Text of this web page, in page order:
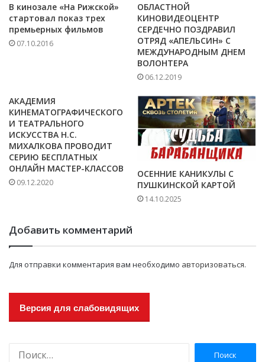
В кинозале «На Рижской»
стартовал показ трех
премьерных фильмов
07.10.2016
ОБЛАСТНОЙ
КИНОВИДЕОЦЕНТР
СЕРДЕЧНО ПОЗДРАВИЛ
ОТРЯД «АПЕЛЬСИН» С
МЕЖДУНАРОДНЫМ ДНЕМ
ВОЛОНТЕРА
06.12.2019
АКАДЕМИЯ
КИНЕМАТОГРАФИЧЕСКОГО
И ТЕАТРАЛЬНОГО
ИСКУССТВА Н.С.
МИХАЛКОВА ПРОВОДИТ
СЕРИЮ БЕСПЛАТНЫХ
ОНЛАЙН МАСТЕР-КЛАССОВ
09.12.2020
ОСЕННИЕ КАНИКУЛЫ С
ПУШКИНСКОЙ КАРТОЙ
14.10.2025
Добавить комментарий
Для отправки комментария вам необходимо авторизоваться.
Версия для слабовидящих